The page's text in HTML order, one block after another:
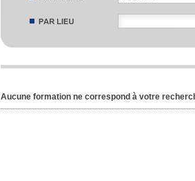
Aucune formation ne correspond à votre